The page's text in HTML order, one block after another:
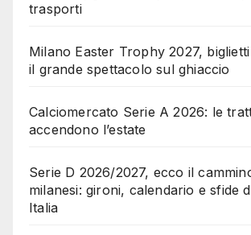
trasporti
Milano Easter Trophy 2027,
il grande spettacolo sul ghiaccio
Calciomercato Serie A 2026: le
accendono l’estate
Serie D 2026/2027, ecco il
milanesi: gironi, calendario e sfide
Italia